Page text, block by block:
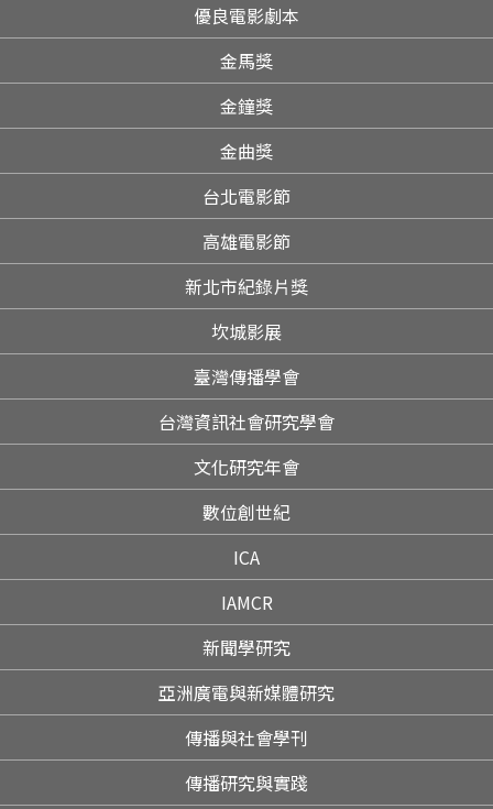
優良電影劇本
金馬獎
金鐘獎
金曲獎
台北電影節
高雄電影節
新北市紀錄片獎
坎城影展
臺灣傳播學會
台灣資訊社會研究學會
文化研究年會
數位創世紀
ICA
IAMCR
新聞學研究
亞洲廣電與新媒體研究
傳播與社會學刊
傳播研究與實踐